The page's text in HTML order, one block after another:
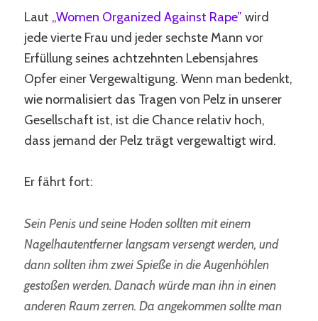
Laut „Women Organized Against Rape” wird
jede vierte Frau und jeder sechste Mann vor
Erfüllung seines achtzehnten Lebensjahres
Opfer einer Vergewaltigung. Wenn man bedenkt,
wie normalisiert das Tragen von Pelz in unserer
Gesellschaft ist, ist die Chance relativ hoch,
dass jemand der Pelz trägt vergewaltigt wird.
Er fährt fort:
Sein Penis und seine Hoden sollten mit einem
Nagelhautentferner langsam versengt werden, und
dann sollten ihm zwei Spieße in die Augenhöhlen
gestoßen werden. Danach würde man ihn in einen
anderen Raum zerren. Da angekommen sollte man